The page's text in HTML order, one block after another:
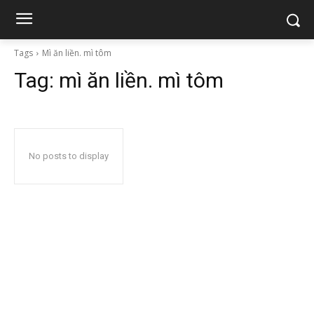
Tags Mì ăn liền. mì tôm
Tag: mì ăn liền. mì tôm
No posts to display